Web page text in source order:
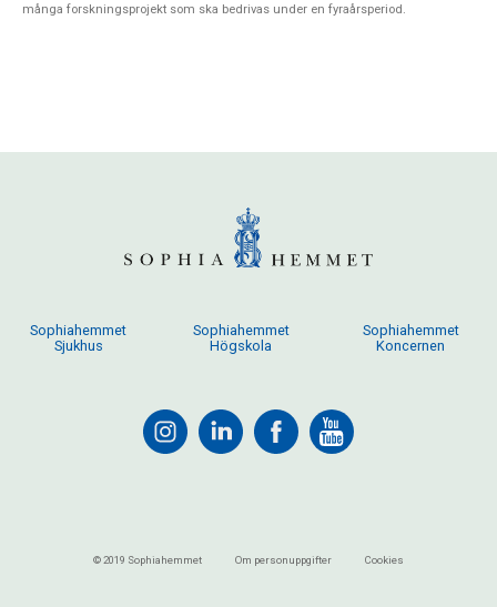
många forskningsprojekt som ska bedrivas under en fyraårsperiod.
Sophiahemmet
Sjukhus
Sophiahemmet
Högskola
Sophiahemmet
Koncernen
© 2019 Sophiahemmet Om personuppgifter Cookies